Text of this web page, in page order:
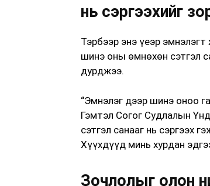
нь сэргээхийг
Тэрбээр энэ үеэр
шинэ оны өмнөхөн сэтгэл
дурджээ.
“Эмнэлэг дээр шинэ оноо
Гэмтэл Согог Судлалын
сэтгэл санааг нь сэргээх
Хүүхдүүд минь хурдан
Зочлолыг олон